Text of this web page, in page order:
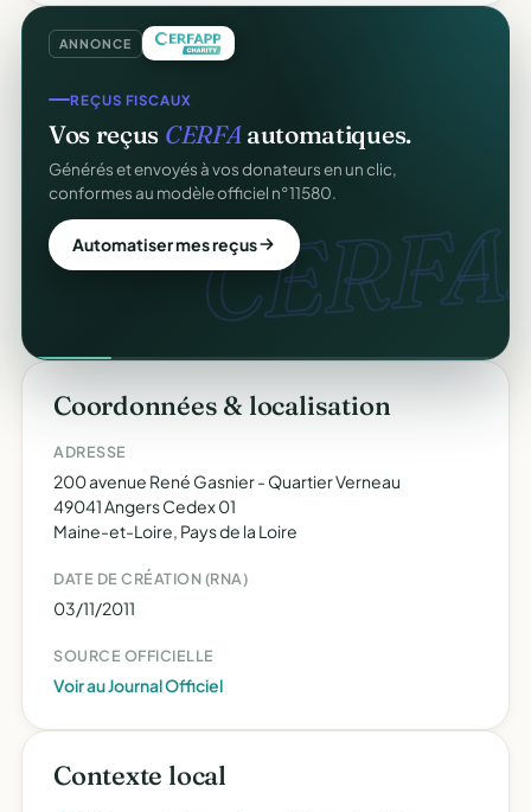
ANNONCE
CERFA.
REÇUS FISCAUX
Vos reçus CERFAautomatiques.
Générés et envoyés à vos donateurs en un clic,
conformes au modèle officiel n°11580.
Automatiser mes reçus
Coordonnées & localisation
ADRESSE
200 avenue René Gasnier - Quartier Verneau
49041 Angers Cedex 01
Maine-et-Loire, Pays de la Loire
DATE DE CRÉATION (RNA)
03/11/2011
SOURCE OFFICIELLE
Voir au Journal Officiel
Contexte local